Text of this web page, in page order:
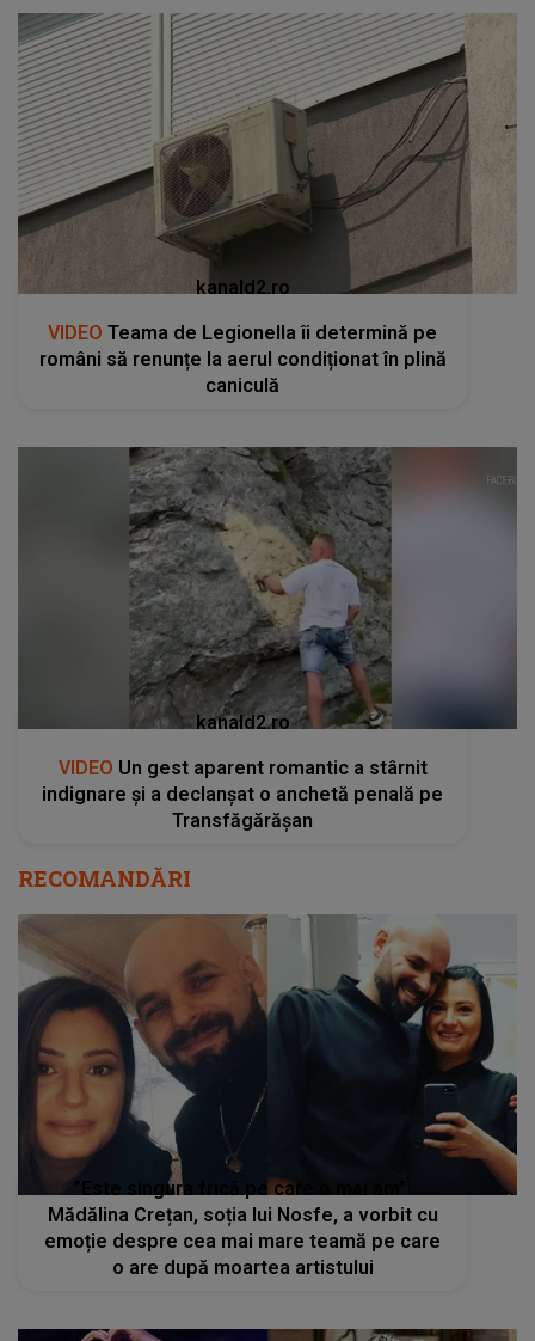
kanald2.ro
VIDEO Teama de Legionella îi determină pe
români să renunțe la aerul condiționat în plină
caniculă
kanald2.ro
VIDEO Un gest aparent romantic a stârnit
indignare și a declanșat o anchetă penală pe
Transfăgărășan
RECOMANDĂRI
”Este singura frică pe care o mai am”.
Mădălina Crețan, soția lui Nosfe, a vorbit cu
emoție despre cea mai mare teamă pe care
o are după moartea artistului